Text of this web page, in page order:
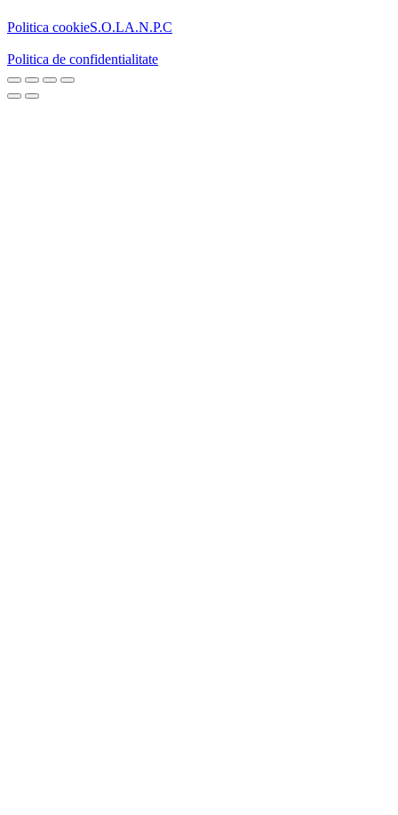
Politica cookieS.O.LA.N.P.C
Politica de confidentialitate